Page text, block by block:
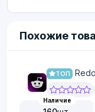
Похожие
ТОП
Наличие